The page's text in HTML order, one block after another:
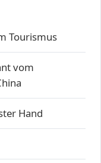
Tourismus
vom
Hand